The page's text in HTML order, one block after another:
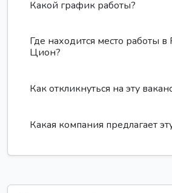
Какой график работы?
Где находится место работы
Цион?
Как откликнуться на эту
Какая компания предлагает